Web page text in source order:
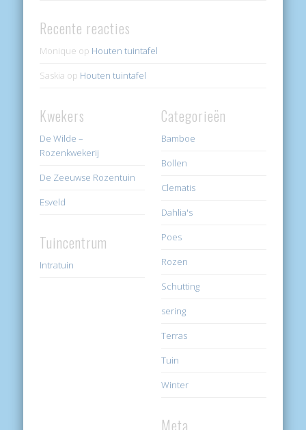
Recente reacties
Monique op Houten tuintafel
Saskia op Houten tuintafel
Kwekers
De Wilde –
Rozenkwekerij
De Zeeuwse Rozentuin
Esveld
Tuincentrum
Intratuin
Categorieën
Bamboe
Bollen
Clematis
Dahlia's
Poes
Rozen
Schutting
sering
Terras
Tuin
Winter
Meta